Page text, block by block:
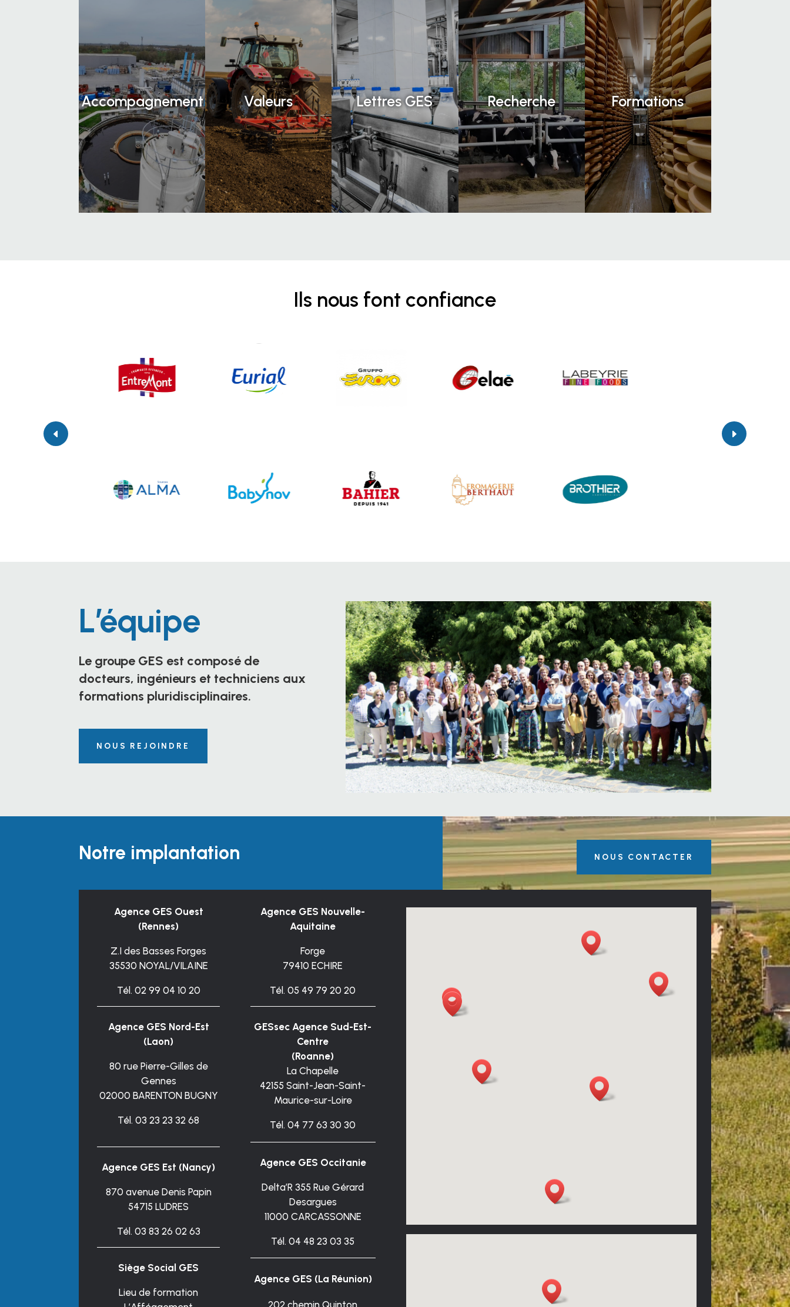
Accompagnement Valeurs Lettres GES Recherche Formations
Ils nous font confiance
L’équipe
Le groupe GES est composé de
docteurs, ingénieurs et techniciens aux
formations pluridisciplinaires.
NOUS REJOINDRE
Notre implantation NOUS CONTACTER
Agence GES Ouest
(Rennes)
Z.I des Basses Forges
35530 NOYAL/VILAINE
Tél. 02 99 04 10 20
Agence GES Nord-Est
(Laon)
80 rue Pierre-Gilles de
Gennes
02000 BARENTON BUGNY
Tél. 03 23 23 32 68
Agence GES Est (Nancy)
870 avenue Denis Papin
54715 LUDRES
Tél. 03 83 26 02 63
Siège Social GES
Lieu de formation
Agence GES Nouvelle-
Aquitaine
Forge
79410 ECHIRE
Tél. 05 49 79 20 20
GESsecAgence Sud-Est-
Centre
(Roanne)
La Chapelle
42155 Saint-Jean-Saint-
Maurice-sur-Loire
Tél. 04 77 63 30 30
Agence GES Occitanie
Delta’R 355 Rue Gérard
Desargues
11000 CARCASSONNE
Tél.04 48 23 03 35
Agence GES (La Réunion)
202 chemin Quinton